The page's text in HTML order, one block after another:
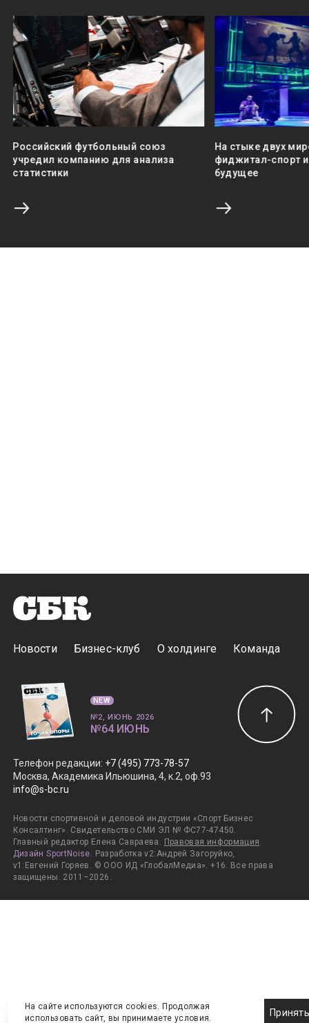
Российский футбольный союз
учредил компанию для анализа
статистики
На стыке двух
фиджитал-спорт
будущее
Новости Бизнес-клуб О холдинге Команда
Телефон редакции: +7 (495) 773-78-57
Москва, Академика Ильюшина, 4, к.2, оф.93
info@s-bc.ru
Новости спортивной и деловой индустрии «Спорт Бизнес
Консалтинг». Свидетельство СМИ ЭЛ № ФС77-47450.
Главный редактор Елена Савраева. Правовая информация.
Дизайн SportNoise. Разработка v2:Андрей Загоруйко,
v1:Евгений Горяев. © ООО ИД «ГлобалМедиа». +16. Все права
защищены. 2011–2026.
NEW
№2, ИЮНЬ 2026
№64 ИЮНЬ
На сайте используются cookies. Продолжая
использовать сайт, вы принимаете условия.
Принять